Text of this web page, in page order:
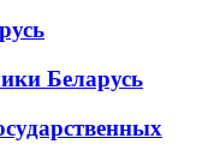
Беларусь